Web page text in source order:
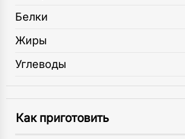
Белки
Жиры
Углеводы
Как приготовить